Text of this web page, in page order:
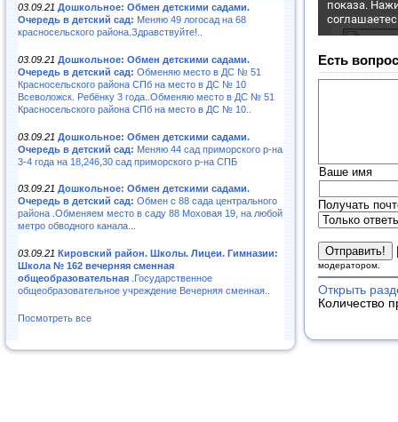
03.09.21 Дошкольное: Обмен детскими садами.
Очередь в детский сад: Меняю 49 логосад на 68
красносельского района.Здравствуйте!..
03.09.21 Дошкольное: Обмен детскими садами.
Очередь в детский сад: Обменяю место в ДС № 51
Красносельского района СПб на место в ДС № 10
Всеволожск. Ребёнку 3 года..Обменяю место в ДС № 51
Красносельского района СПб на место в ДС № 10..
03.09.21 Дошкольное: Обмен детскими садами.
Очередь в детский сад: Меняю 44 сад приморского р-на
3-4 года на 18,246,30 сад приморского р-на СПБ
03.09.21 Дошкольное: Обмен детскими садами.
Очередь в детский сад: Обмен с 88 сада центрального
района .Обменяем место в саду 88 Моховая 19, на любой
метро обводного канала...
03.09.21 Кировский район. Школы. Лицеи. Гимназии:
Школа № 162 вечерняя сменная
общеобразовательная .Государственное
общеобразовательное учреждение Вечерняя сменная..
Посмотреть все
Есть
Ваше имя
Получать
модератором.
Открыть
Количество